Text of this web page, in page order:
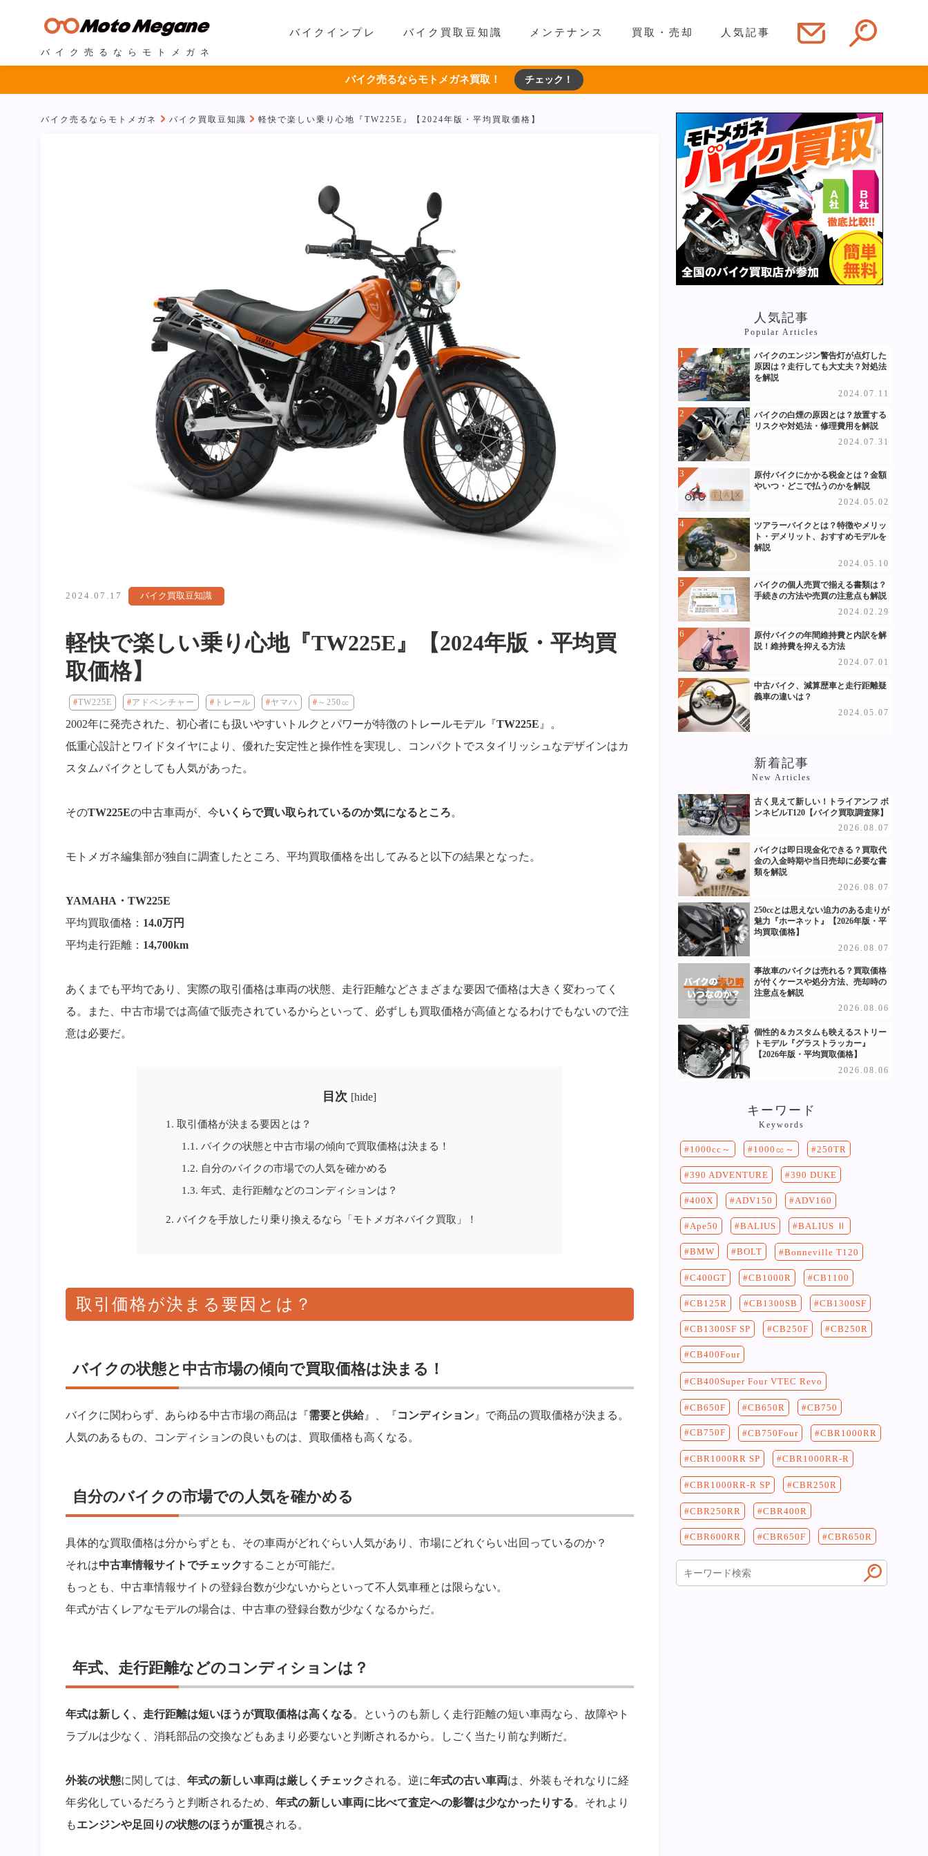
バイク売るならモトメガネ
バイクインプレ バイク買取豆知識 メンテナンス 買取・売却 人気記事
バイク売るならモトメガネ買取！ チェック！
バイク売るならモトメガネ バイク買取豆知識 軽快で楽しい乗り心地『TW225E』【2024年版・平均買取価格】
2024.07.17 バイク買取豆知識
軽快で楽しい乗り心地『TW225E』【2024年版・平均買
取価格】
TW225E アドベンチャー トレール ヤマハ ～250㏄
2002年に発売された、初心者にも扱いやすいトルクとパワーが特徴のトレールモデル『TW225E 』。
低重心設計とワイドタイヤにより、優れた安定性と操作性を実現し、コンパクトでスタイリッシュなデザインはカ
スタムバイクとしても人気があった。
そのTW225Eの中古車両が、今いくらで買い取られているのか気になるところ。
モトメガネ編集部が独自に調査したところ、平均買取価格を出してみると以下の結果となった。
YAMAHA・ TW225E
平均買取価格： 14.0万円
平均走行距離： 14,700km
あくまでも平均であり、実際の取引価格は車両の状態、走行距離などさまざまな要因で価格は大きく変わってく
る。また、中古市場では高値で販売されているからといって、必ずしも買取価格が高値となるわけでもないので注
意は必要だ。
目次 [hide]
1. 取引価格が決まる要因とは？
1.1. バイクの状態と中古市場の傾向で買取価格は決まる！
1.2. 自分のバイクの市場での人気を確かめる
1.3. 年式、走行距離などのコンディションは？
2. バイクを手放したり乗り換えるなら「モトメガネバイク買取」！
取引価格が決まる要因とは？
バイクの状態と中古市場の傾向で買取価格は決まる！
バイクに関わらず、あらゆる中古市場の商品は『需要と供給』、『コンディション』で商品の買取価格が決まる。
人気のあるもの、コンディションの良いものは、買取価格も高くなる。
自分のバイクの市場での人気を確かめる
具体的な買取価格は分からずとも、その車両がどれぐらい人気があり、市場にどれぐらい出回っているのか？
それは中古車情報サイトでチェックすることが可能だ。
もっとも、中古車情報サイトの登録台数が少ないからといって不人気車種とは限らない。
年式が古くレアなモデルの場合は、中古車の登録台数が少なくなるからだ。
年式、走行距離などのコンディションは？
年式は新しく、走行距離は短いほうが買取価格は高くなる。というのも新しく走行距離の短い車両なら、故障やト
ラブルは少なく、消耗部品の交換などもあまり必要ないと判断されるから。しごく当たり前な判断だ。
外装の状態に関しては、 年式の新しい車両は厳しくチェック される。逆に年式の古い車両は、外装もそれなりに経
年劣化しているだろうと判断されるため、 年式の新しい車両に比べて査定への影響は少なかったりする。それより
もエンジンや足回りの状態のほうが重視される。
人気記事
Popular Articles
バイクのエンジン警告灯が点灯した
原因は？走行しても大丈夫？対処法
を解説
2024.07.11
バイクの白煙の原因とは？放置する
リスクや対処法・修理費用を解説
2024.07.31
原付バイクにかかる税金とは？金額
やいつ・どこで払うのかを解説
2024.05.02
ツアラーバイクとは？特徴やメリッ
ト・デメリット、おすすめモデルを
解説
2024.05.10
バイクの個人売買で揃える書類は？
手続きの方法や売買の注意点も解説
2024.02.29
原付バイクの年間維持費と内訳を解
説！維持費を抑える方法
2024.07.01
中古バイク、減算歴車と走行距離疑
義車の違いは？
2024.05.07
新着記事
New Articles
古く見えて新しい！トライアンフ ボ
ンネビルT120【バイク買取調査隊】
2026.08.07
バイクは即日現金化できる？買取代
金の入金時期や当日売却に必要な書
類を解説
2026.08.07
250ccとは思えない迫力のある走りが
魅力『ホーネット』【2026年版・平
均買取価格】
2026.08.07
事故車のバイクは売れる？買取価格
が付くケースや処分方法、売却時の
注意点を解説
2026.08.06
個性的＆カスタムも映えるストリー
トモデル『グラストラッカー』
【2026年版・平均買取価格】
2026.08.06
キーワード
Keywords
1000cc～ 1000㏄～ 250TR
390 ADVENTURE 390 DUKE
400X ADV150 ADV160
Ape50 BALIUS BALIUS Ⅱ
BMW BOLT Bonneville T120
C400GT CB1000R CB1100
CB125R CB1300SB CB1300SF
CB1300SF SP CB250F CB250R
CB400Four
CB400Super Four VTEC Revo
CB650F CB650R CB750
CB750F CB750Four CBR1000RR
CBR1000RR SP CBR1000RR-R
CBR1000RR-R SP CBR250R
CBR250RR CBR400R
CBR600RR CBR650F CBR650R